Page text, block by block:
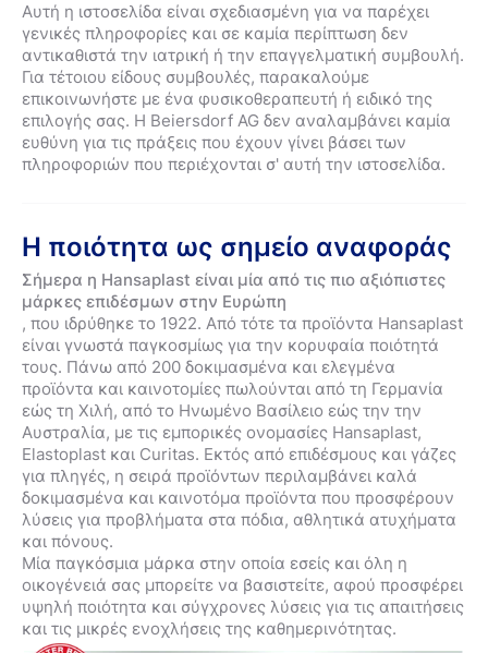
Αυτή η ιστοσελίδα είναι σχεδιασμένη για να παρέχει
γενικές πληροφορίες και σε καμία περίπτωση δεν
αντικαθιστά την ιατρική ή την επαγγελματική συμβουλή.
Για τέτοιου είδους συμβουλές, παρακαλούμε
επικοινωνήστε με ένα φυσικοθεραπευτή ή ειδικό της
επιλογής σας. Η Beiersdorf AG δεν αναλαμβάνει καμία
ευθύνη για τις πράξεις που έχουν γίνει βάσει των
πληροφοριών που περιέχονται σ' αυτή την ιστοσελίδα.
Η ποιότητα ως σημείο αναφοράς
Σήμερα η Hansaplast είναι μία από τις πιο αξιόπιστες
μάρκες επιδέσμων στην Ευρώπη
, που ιδρύθηκε το 1922. Από τότε τα προϊόντα Hansaplast
είναι γνωστά παγκοσμίως για την κορυφαία ποιότητά
τους. Πάνω από 200 δοκιμασμένα και ελεγμένα
προϊόντα και καινοτομίες πωλούνται από τη Γερμανία
εώς τη Χιλή, από το Ηνωμένο Βασίλειο εώς την την
Αυστραλία, με τις εμπορικές ονομασίες Hansaplast,
Elastoplast και Curitas. Εκτός από επιδέσμους και γάζες
για πληγές, η σειρά προϊόντων περιλαμβάνει καλά
δοκιμασμένα και καινοτόμα προϊόντα που προσφέρουν
λύσεις για προβλήματα στα πόδια, αθλητικά ατυχήματα
και πόνους.
Μία παγκόσμια μάρκα στην οποία εσείς και όλη η
οικογένειά σας μπορείτε να βασιστείτε, αφού προσφέρει
υψηλή ποιότητα και σύγχρονες λύσεις για τις απαιτήσεις
και τις μικρές ενοχλήσεις της καθημερινότητας.